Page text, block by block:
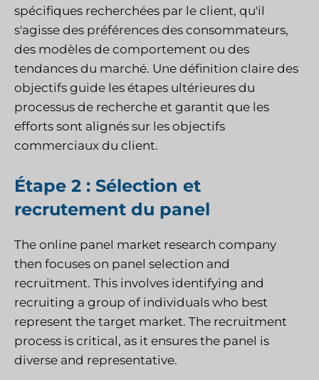
spécifiques recherchées par le client, qu'il
s'agisse des préférences des consommateurs,
des modèles de comportement ou des
tendances du marché. Une définition claire des
objectifs guide les étapes ultérieures du
processus de recherche et garantit que les
efforts sont alignés sur les objectifs
commerciaux du client.
Étape 2 : Sélection et
recrutement du panel
The online panel market research company
then focuses on panel selection and
recruitment. This involves identifying and
recruiting a group of individuals who best
represent the target market. The recruitment
process is critical, as it ensures the panel is
diverse and representative.